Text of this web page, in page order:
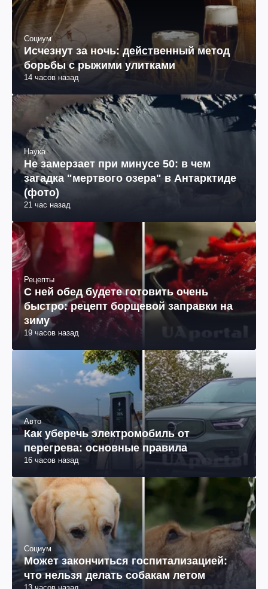
Социум
Исчезнут за ночь: действенный метод
борьбы с рыжими улитками
14 часов назад
Наука
Не замерзает при минусе 50: в чем
загадка "мертвого озера" в Антарктиде
(фото)
21 час назад
Рецепты
С ней обед будете готовить очень
быстро: рецепт борщевой заправки на
зиму
19 часов назад
Авто
Как уберечь электромобиль от
перегрева: основные правила
16 часов назад
Социум
Может закончиться госпитализацией:
что нельзя делать собакам летом